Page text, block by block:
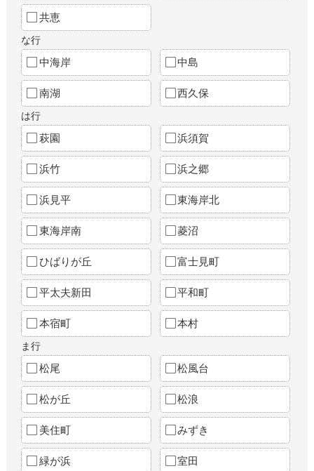
共恵
な行
中海岸 中島
南湖 西久保
は行
萩園 浜須賀
浜竹 浜之郷
浜見平 東海岸北
東海岸南 菱沼
ひばりが丘 富士見町
平太夫新田 平和町
本宿町 本村
ま行
松尾 松風台
松が丘 松浪
美住町 みずき
緑が浜 室田